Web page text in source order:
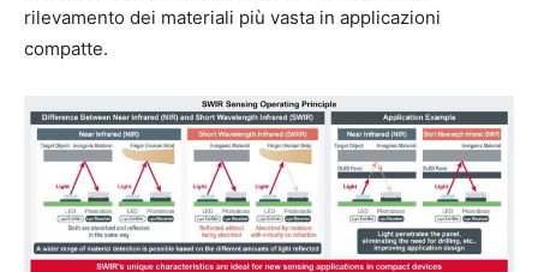
rilevamento dei materiali più vasta in applicazioni
compatte.